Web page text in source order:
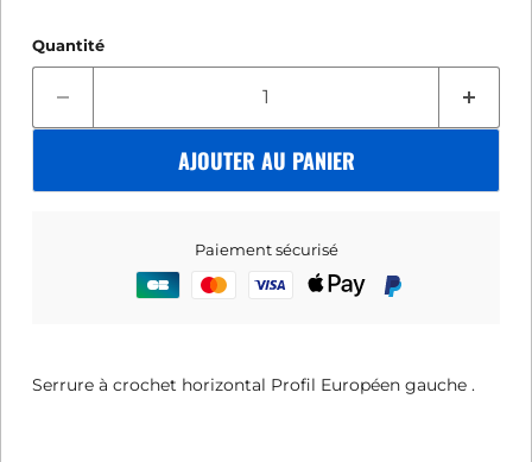
Quantité
AJOUTER AU PANIER
Paiement sécurisé
Serrure à crochet horizontal Profil Européen gauche .